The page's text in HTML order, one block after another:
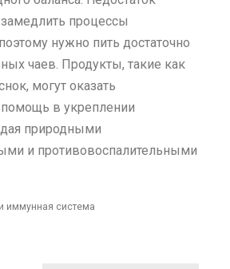
процессы
нужно пить достаточно
чаев. Продукты, такие как
могут оказать
в укреплении
природными
и противовоспалительными
иммунная система